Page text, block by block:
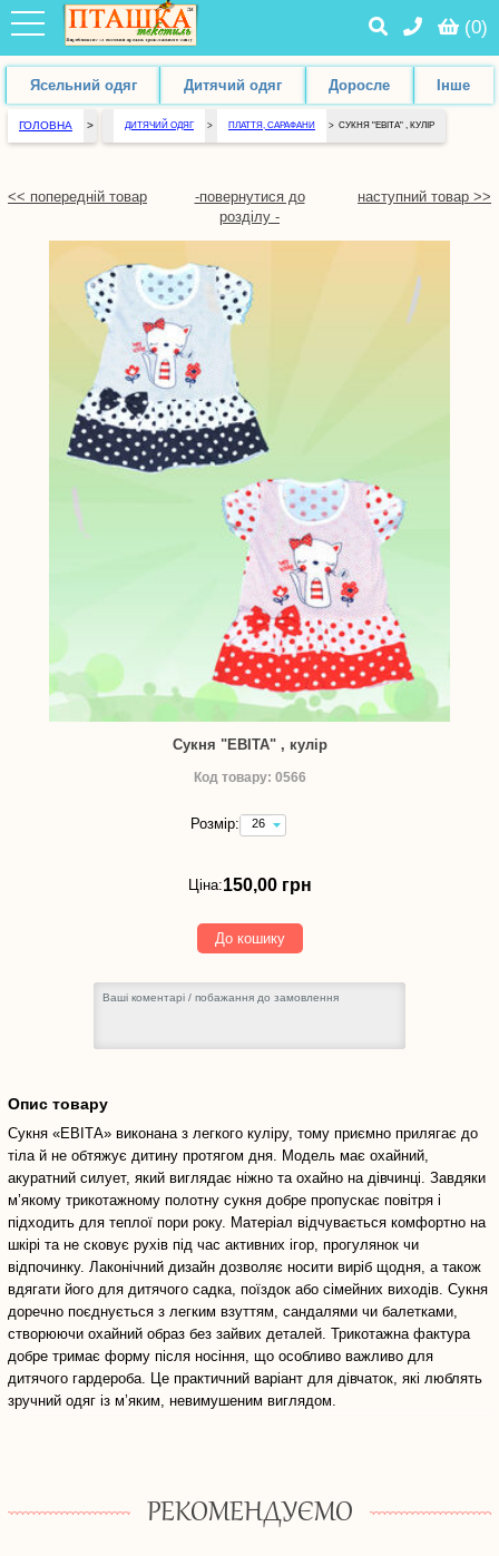
(0)
Ясельний одяг Дитячий одяг Доросле Інше
ГОЛОВНА > ДИТЯЧИЙ ОДЯГ > ПЛАТТЯ, САРАФАНИ > СУКНЯ "ЕВІТА" , КУЛІР
<< попередній товар
-повернутися до
розділу -
наступний товар >>
Сукня "ЕВІТА" , кулір
Код товару: 0566
Розмір:
26
(зріст
-
грн
Ціна:150,00 грн
До кошику
Опис товару
Сукня «ЕВІТА» виконана з легкого куліру, тому приємно прилягає до
тіла й не обтяжує дитину протягом дня. Модель має охайний,
акуратний силует, який виглядає ніжно та охайно на дівчинці. Завдяки
м’якому трикотажному полотну сукня добре пропускає повітря і
підходить для теплої пори року. Матеріал відчувається комфортно на
шкірі та не сковує рухів під час активних ігор, прогулянок чи
відпочинку. Лаконічний дизайн дозволяє носити виріб щодня, а також
вдягати його для дитячого садка, поїздок або сімейних виходів. Сукня
доречно поєднується з легким взуттям, сандалями чи балетками,
створюючи охайний образ без зайвих деталей. Трикотажна фактура
добре тримає форму після носіння, що особливо важливо для
дитячого гардероба. Це практичний варіант для дівчаток, які люблять
зручний одяг із м’яким, невимушеним виглядом.
РЕКОМЕНДУЄМО